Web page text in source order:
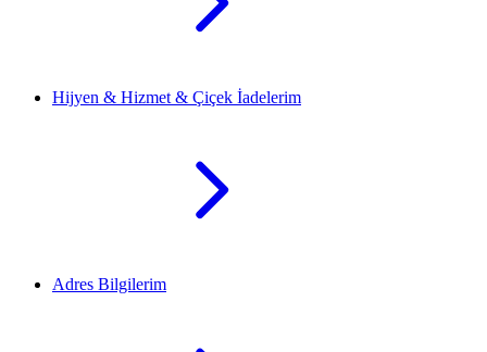
Hijyen & Hizmet & Çiçek İadelerim
Adres Bilgilerim